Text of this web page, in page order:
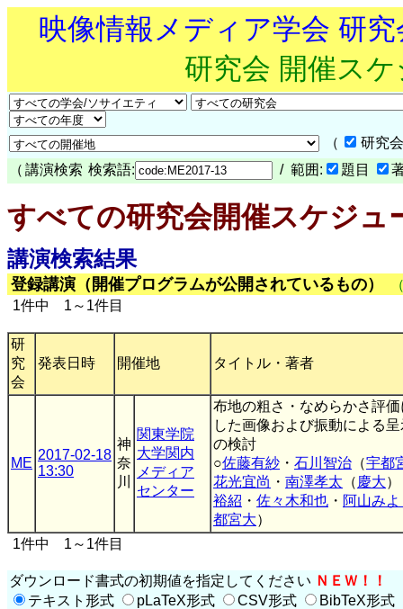
映像情報メディア学会 研
研究会 開催ス
（
研究
（ 講演検索 検索語: / 範囲: 題目
すべての研究会開催スケジュ
講演検索結果
登録講演（開催プログラムが公開されているもの）
1件中 1～1件目
研
究
会
発表日時 開催地 タイトル・著者
ME
2017-02-18
13:30
神
奈
川
関東学院
大学関内
メディア
センター
布地の粗さ・なめらかさ評
した画像および振動による
の検討
○佐藤有紗 ・ 石川智治 （宇都
花光宜尚 ・ 南澤孝太 （ 慶大
裕紹 ・ 佐々木和也 ・ 阿山み
都宮大）
1件中 1～1件目
ダウンロード書式の初期値を指定してください ＮＥＷ！！
テキスト形式
pLaTeX形式 CSV形式 BibTeX形式